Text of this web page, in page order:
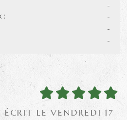
-
-
:
-
-
ÉCRIT LE VENDREDI 17